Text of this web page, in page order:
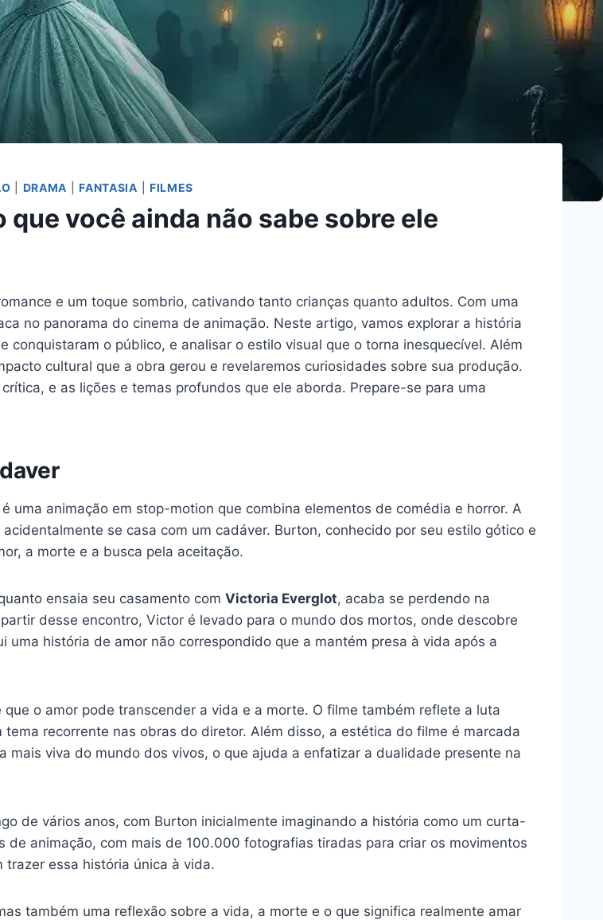
DRAMA |FANTASIA FILMES
você ainda não sabe sobre ele
e um toque sombrio, cativando tanto crianças quanto adultos. Com uma
no panorama do cinema de animação. Neste artigo, vamos explorar a história
o público, e analisar o estilo visual que o torna inesquecível. Além
cultural que a obra gerou e revelaremos curiosidades sobre sua produção.
e as lições e temas profundos que ele aborda. Prepare-se para uma
uma animação em stop-motion que combina elementos de comédia e horror. A
se casa com um cadáver. Burton, conhecido por seu estilo gótico e
a morte e a busca pela aceitação.
ensaia seu casamento com Victoria Everglot, acaba se perdendo na
desse encontro, Victor é levado para o mundo dos mortos, onde descobre
uma história de amor não correspondido que a mantém presa à vida após a
o amor pode transcender a vida e a morte. O filme também reflete a luta
recorrente nas obras do diretor. Além disso, a estética do filme é marcada
viva do mundo dos vivos, o que ajuda a enfatizar a dualidade presente na
de vários anos, com Burton inicialmente imaginando a história como um curta-
animação, com mais de 100.000 fotografias tiradas para criar os movimentos
essa história única à vida.
também uma reflexão sobre a vida, a morte e o que significa realmente amar